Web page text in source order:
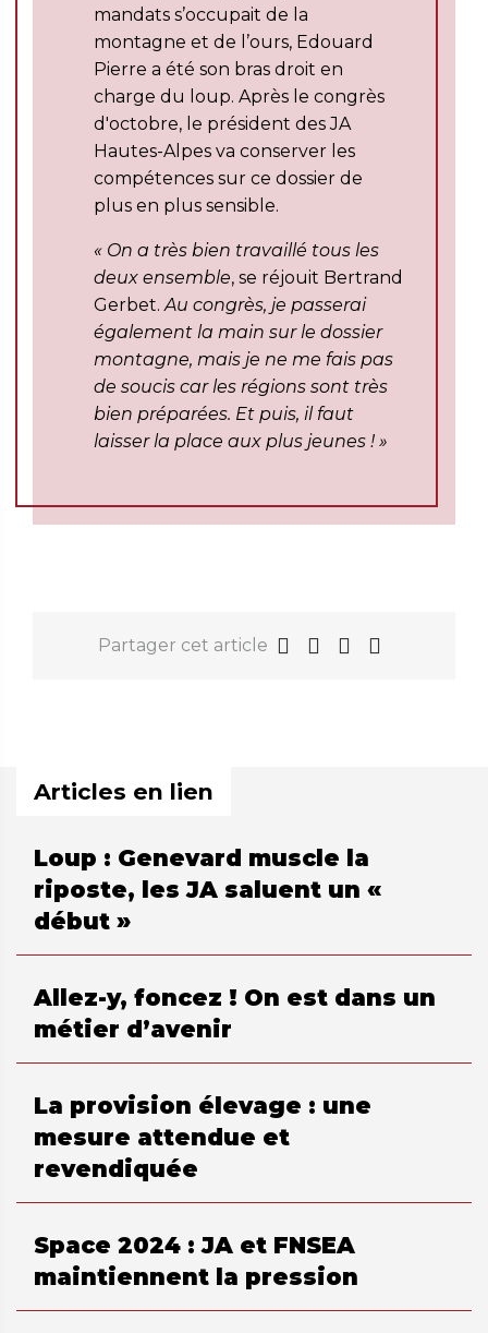
mandats s’occupait de la
montagne et de l’ours, Edouard
Pierre a été son bras droit en
charge du loup. Après le congrès
d'octobre, le président des JA
Hautes-Alpes va conserver les
compétences sur ce dossier de
plus en plus sensible.
« On a très bien travaillé tous les
deux ensemble, se réjouit Bertrand
Gerbet. Au congrès, je passerai
également la main sur le dossier
montagne, mais je ne me fais pas
de soucis car les régions sont très
bien préparées. Et puis, il faut
laisser la place aux plus jeunes ! »
Partager cet article
Articles en lien
Loup : Genevard muscle la
riposte, les JA saluent un «
début »
Allez-y, foncez ! On est dans un
métier d’avenir
La provision élevage : une
mesure attendue et
revendiquée
Space 2024 : JA et FNSEA
maintiennent la pression